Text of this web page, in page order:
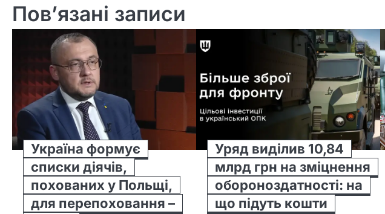
Пов’язані записи
Україна формує
списки діячів,
похованих у Польщі,
для перепоховання –
Уряд виділив 10,84
млрд грн на зміцнення
обороноздатності: на
що підуть кошти